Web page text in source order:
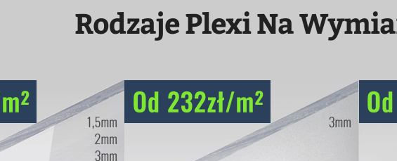
Rodzaje Plexi Na